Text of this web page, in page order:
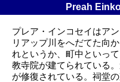
Preah
プレア・インコセイはア
リアップ川をへだてた向
れというか、町中といっ
教寺院が建てられている
が修復されている。祠堂